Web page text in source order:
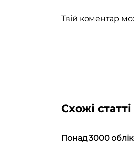
Твій коментар
Схожі статті
Понад 3000